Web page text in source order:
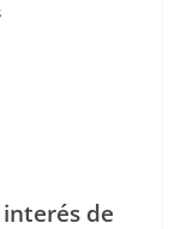
de